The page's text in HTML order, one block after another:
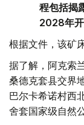
程包括揭
2028年开
根据文件，该矿
据了解，阿克索
桑德克套县交界
巴尔卡希诺村西
舍套国家级自然